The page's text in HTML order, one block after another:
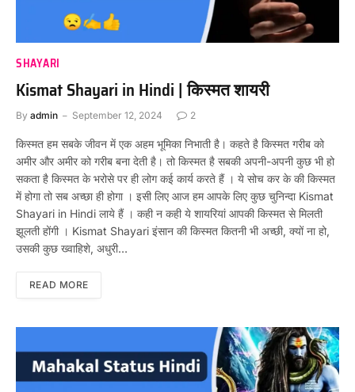
SHAYARI
Kismat Shayari in Hindi | किस्मत शायरी
By admin September 12, 2024 2
किस्मत हम सबके जीवन में एक अहम भूमिका निभाती है। कहते है किस्मत गरीब को
अमीर और अमीर को गरीब बना देती है। तो किस्मत है सबकी अपनी-अपनी कुछ भी हो
सकता है किस्मत के भरोसे पर ही लोग कई कार्य करते हैं । ये सोच कर के की किस्मत
में होगा तो सब अच्छा ही होगा । इसी लिए आज हम आपके लिए कुछ चुनिन्दा Kismat
Shayari in Hindi लाये हैं । कही न कही ये शायरियां आपकी किस्मत से मिलती
झूलती होंगी । Kismat Shayari इंसान की किस्मत कितनी भी अच्छी, क्यों ना हो,
उसकी कुछ ख्वाहिशे, अधुरी…
READ MORE